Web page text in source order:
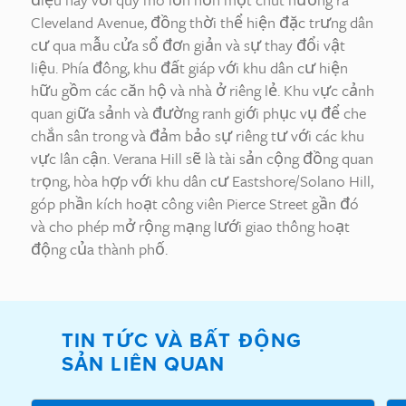
Cleveland Avenue, đồng thời thể hiện đặc trưng dân
cư qua mẫu cửa sổ đơn giản và sự thay đổi vật
liệu. Phía đông, khu đất giáp với khu dân cư hiện
hữu gồm các căn hộ và nhà ở riêng lẻ. Khu vực cảnh
quan giữa sảnh và đường ranh giới phục vụ để che
chắn sân trong và đảm bảo sự riêng tư với các khu
vực lân cận. Verana Hill sẽ là tài sản cộng đồng quan
trọng, hòa hợp với khu dân cư Eastshore/Solano Hill,
góp phần kích hoạt công viên Pierce Street gần đó
và cho phép mở rộng mạng lưới giao thông hoạt
động của thành phố.
TIN TỨC VÀ BẤT ĐỘNG
SẢN LIÊN QUAN